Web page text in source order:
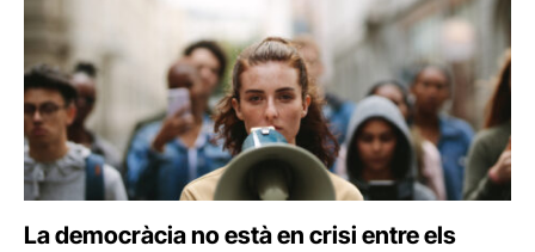
La democràcia no està en crisi entre els